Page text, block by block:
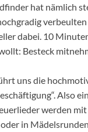
hat nämlich
dabei. 10
Besteck
uns die
Also
werden
in